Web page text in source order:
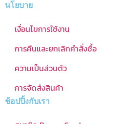
นโยบาย
เงื่อนไขการใช้งาน
การคืนและยกเลิกคำสั่งซื้อ
ความเป็นส่วนตัว
การจัดส่งสินค้า
ช้อปปิ้งกับเรา